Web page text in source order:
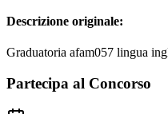
Descrizione originale:
Graduatoria afam057 lingua
Partecipa al Concorso